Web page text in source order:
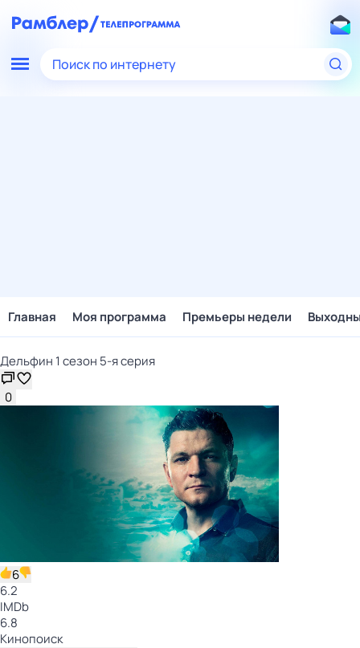
Поиск по интернету
Главная Моя программа Премьеры недели
Дельфин 1 сезон 5-я серия
0
6
6.2
IMDb
6.8
Кинопоиск